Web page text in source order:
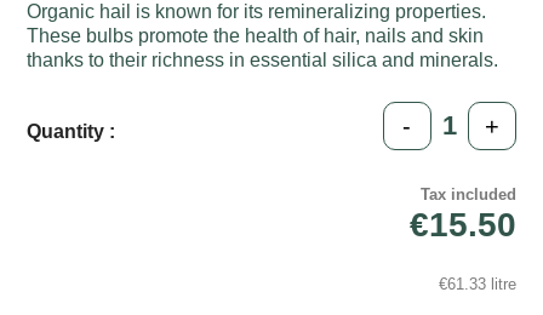
Organic hail is known for its remineralizing properties.
These bulbs promote the health of hair, nails and skin
thanks to their richness in essential silica and minerals.
Quantity : - +
Tax included
€15.50
€61.33 litre